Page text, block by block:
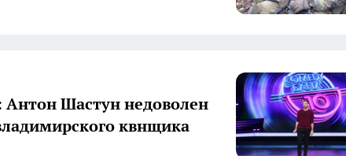
Антон Шастун недоволен
квнщика